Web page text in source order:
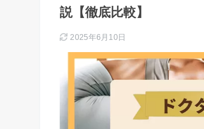
説【徹底比較】
2025年6月10日